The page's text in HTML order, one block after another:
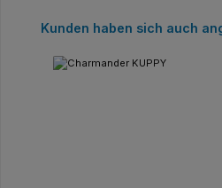
Produktgalerie überspringen
Kunden haben sich auch